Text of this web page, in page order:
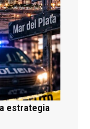
estrategia